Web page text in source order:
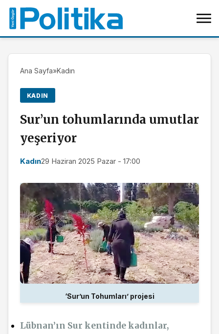
Ana Sayfa»Kadın
KADIN
Sur’un tohumlarında umutlar
yeşeriyor
Kadın29 Haziran 2025 Pazar - 17:00
‘Sur’un Tohumları’ projesi
Lübnan’ın Sur kentinde kadınlar,